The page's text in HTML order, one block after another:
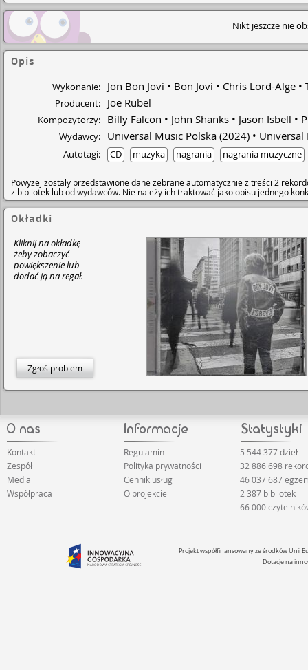
Nikt jeszcze nie
Opis
Wykonanie: Jon Bon Jovi Bon Jovi Chris Lord-Alge
Producent: Joe Rubel
Kompozytorzy: Billy Falcon John Shanks Jason Isbell
Wydawcy: Universal Music Polska (2024) Universal
Autotagi: CD muzyka nagrania nagrania muzyczne
Powyżej zostały przedstawione dane zebrane automatycznie z treści 2
z bibliotek lub od wydawców. Nie należy ich traktować jako opisu jednego
Okładki
Kliknij na okładkę
żeby zobaczyć
powiększenie lub
dodać ją na regał.
Zgłoś problem
Kontakt
Zespół
Media
Współpraca
Regulamin
Polityka prywatności
Cennik usług
O projekcie
5 544 377 dzieł
32 886 698
46 037 687
2 387 bibliotek
66 000
Projekt współfinansowany ze środków Unii
Dotacje na